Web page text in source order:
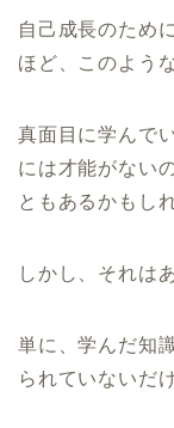
自己成長のため
ほど、このよう
真面目に学んで
には才能がない
ともあるかもし
しかし、それは
単に、学んだ知
られていないだ